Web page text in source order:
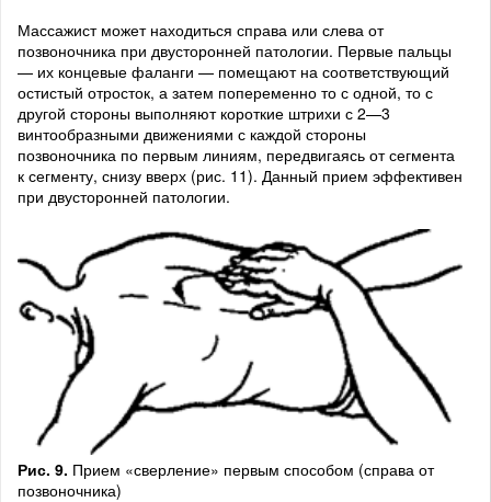
Массажист может находиться справа или слева от
позвоночника при двусторонней патологии. Первые пальцы
— их концевые фаланги — помещают на соответствующий
остистый отросток, а затем попеременно то с одной, то с
другой стороны выполняют короткие штрихи с 2—3
винтообразными движениями с каждой стороны
позвоночника по первым линиям, передвига­ясь от сегмента
к сегменту, снизу вверх (рис. 11). Дан­ный прием эффективен
при двусторонней патологии.
Рис. 9. Прием «сверление» первым способом (справа от
позвоночника)